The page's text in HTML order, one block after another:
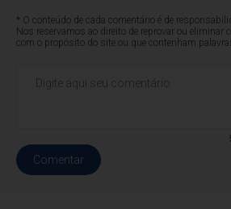
* O conteúdo de cada comentário é de
Nos reservamos ao direito de reprovar ou eliminar
com o propósito do site ou que contenham
Comentar